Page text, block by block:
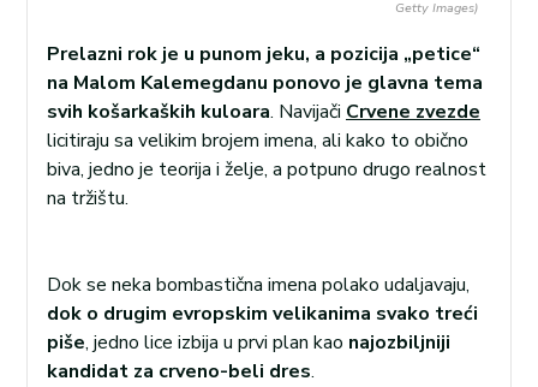
Getty Images)
Prelazni rok je u punom jeku, a pozicija „petice“
na Malom Kalemegdanu ponovo je glavna tema
svih košarkaških kuloara. Navijači Crvene zvezde
licitiraju sa velikim brojem imena, ali kako to obično
biva, jedno je teorija i želje, a potpuno drugo realnost
na tržištu.
Dok se neka bombastična imena polako udaljavaju,
dok o drugim evropskim velikanima svako treći
piše, jedno lice izbija u prvi plan kao najozbiljniji
kandidat za crveno-beli dres.